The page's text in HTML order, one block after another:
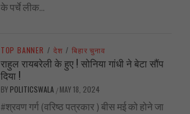
के पर्चे लीक...
TOP BANNER / देश / बिहार चुनाव
राहुल रायबरेली के हुए ! सोनिया गांधी ने बेटा सौंप
दिया !
BY POLITICSWALA / MAY 18, 2024
#श्रवण गर्ग (वरिष्ठ पत्रकार ) बीस मई को होने जा